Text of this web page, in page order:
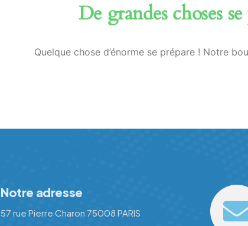
De grandes choses
Quelque chose d’énorme se prépare ! Notre
Notre adresse
57 rue Pierre Charon 75008 PARIS